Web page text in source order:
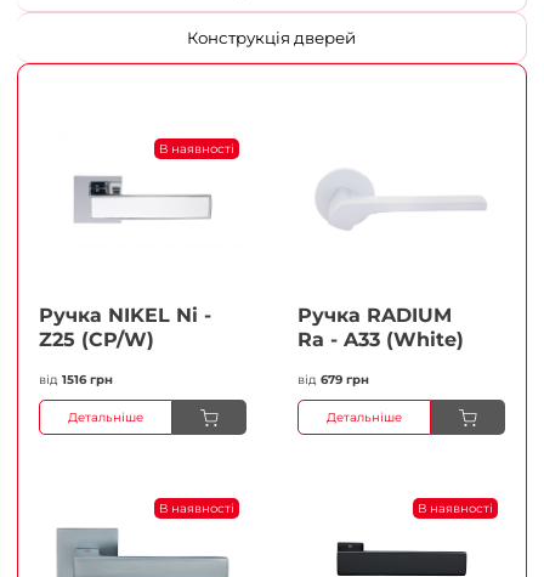
Конструкція дверей
В наявності
Ручка NIKEL Ni -
Z25 (CP/W)
від 1516 грн
Детальніше
Ручка RADIUM
Ra - A33 (White)
від 679 грн
Детальніше
В наявності В наявності